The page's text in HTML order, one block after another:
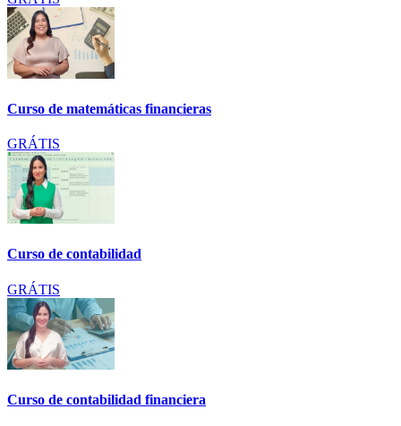
Curso de matemáticas financieras
GRÁTIS
Curso de contabilidad
GRÁTIS
Curso de contabilidad financiera